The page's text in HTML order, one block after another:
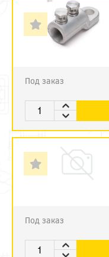
Под заказ
Под заказ